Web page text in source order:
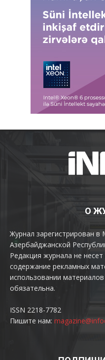
О
Журнал зарегистрирован
Азербайджанской
Редакция журнала не
содержание рекламных
использовании
обязательна.
ISSN 2218-7782
Пишите нам: